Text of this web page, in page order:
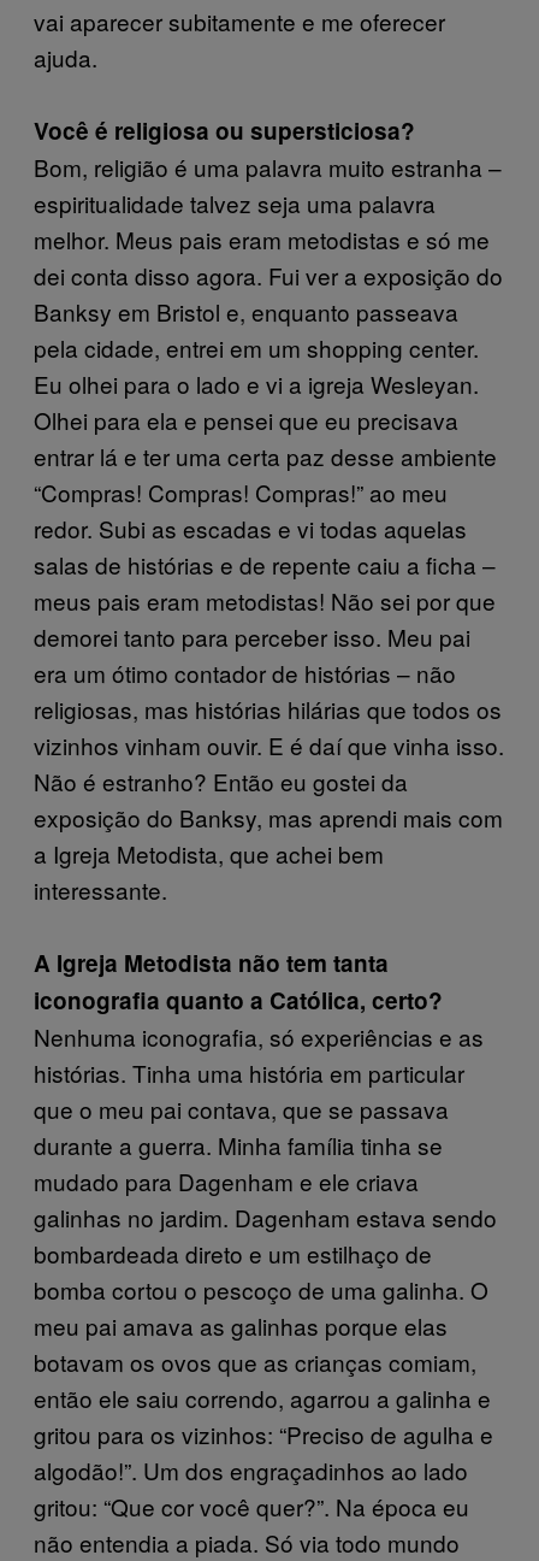
vai aparecer subitamente e me oferecer
ajuda.
Você é religiosa ou supersticiosa?
Bom, religião é uma palavra muito estranha –
espiritualidade talvez seja uma palavra
melhor. Meus pais eram metodistas e só me
dei conta disso agora. Fui ver a exposição do
Banksy em Bristol e, enquanto passeava
pela cidade, entrei em um shopping center.
Eu olhei para o lado e vi a igreja Wesleyan.
Olhei para ela e pensei que eu precisava
entrar lá e ter uma certa paz desse ambiente
“Compras! Compras! Compras!” ao meu
redor. Subi as escadas e vi todas aquelas
salas de histórias e de repente caiu a ficha –
meus pais eram metodistas! Não sei por que
demorei tanto para perceber isso. Meu pai
era um ótimo contador de histórias – não
religiosas, mas histórias hilárias que todos os
vizinhos vinham ouvir. E é daí que vinha isso.
Não é estranho? Então eu gostei da
exposição do Banksy, mas aprendi mais com
a Igreja Metodista, que achei bem
interessante.
A Igreja Metodista não tem tanta
iconografia quanto a Católica, certo?
Nenhuma iconografia, só experiências e as
histórias. Tinha uma história em particular
que o meu pai contava, que se passava
durante a guerra. Minha família tinha se
mudado para Dagenham e ele criava
galinhas no jardim. Dagenham estava sendo
bombardeada direto e um estilhaço de
bomba cortou o pescoço de uma galinha. O
meu pai amava as galinhas porque elas
botavam os ovos que as crianças comiam,
então ele saiu correndo, agarrou a galinha e
gritou para os vizinhos: “Preciso de agulha e
algodão!”. Um dos engraçadinhos ao lado
gritou: “Que cor você quer?”. Na época eu
não entendia a piada. Só via todo mundo